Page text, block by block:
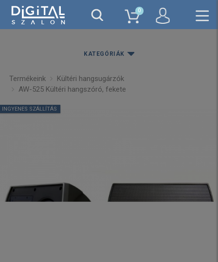
0
KATEGÓRIÁK
Termékeink
Kültéri hangsugárzók
AW-525 Kültéri hangszóró, fekete
INGYENES SZÁLLÍTÁS